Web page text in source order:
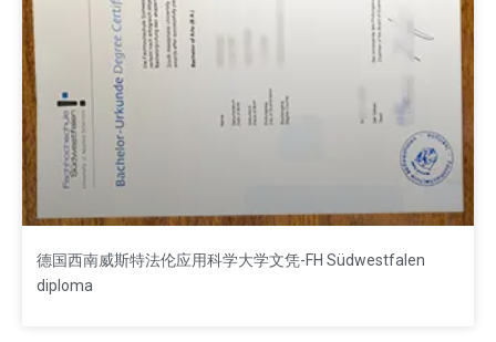
德国西南威斯特法伦应用科学大学文凭-FH Südwestfalen
diploma